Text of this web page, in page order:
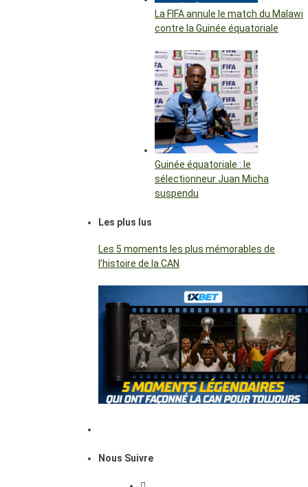
La FIFA annule le match du Malawi
contre la Guinée équatoriale
Guinée équatoriale : le
sélectionneur Juan Micha
suspendu
Les plus lus
Les 5 moments les plus mémorables de
l’histoire de la CAN
Nous Suivre